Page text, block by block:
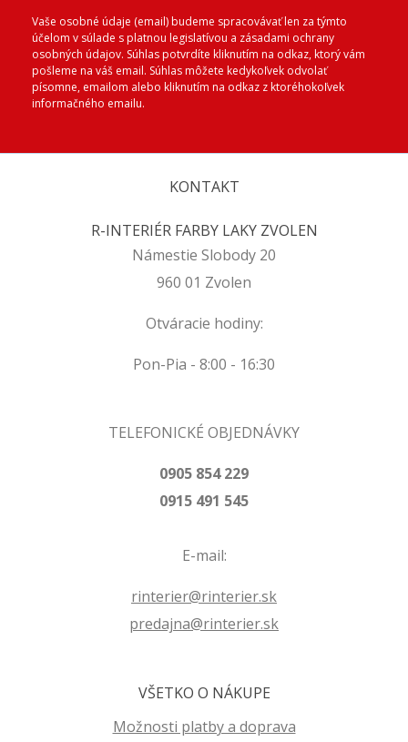
Vaše osobné údaje (email) budeme spracovávať len za týmto
účelom v súlade s platnou legislatívou a zásadami ochrany
osobných údajov. Súhlas potvrdíte kliknutím na odkaz, ktorý vám
pošleme na váš email. Súhlas môžete kedykoľvek odvolať
písomne, emailom alebo kliknutím na odkaz z ktoréhokoľvek
informačného emailu.
KONTAKT
R-INTERIÉR FARBY LAKY ZVOLEN
Námestie Slobody 20
960 01 Zvolen
Otváracie hodiny:
Pon-Pia - 8:00 - 16:30
TELEFONICKÉ OBJEDNÁVKY
0905 854 229
0915 491 545
E-mail:
rinterier@rinterier.sk
predajna@rinterier.sk
VŠETKO O NÁKUPE
Možnosti platby a doprava